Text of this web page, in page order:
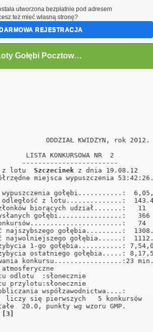
Loty Gołębi Pocztowych Oddział Kwidzyn 2011r.
ODDZIAŁ
LISTA
z lotu
Szczecinek z dnia
miejsca wypuszczenia
wypuszczenia
odległość z
członków biorących
wysłanych
najszybszego
najwolniejszego
przybycia 1-go
przybycia ostatniego
trwania
w miejscu odlotu
w miejscu
obliczania
40  liczy się
stałe  20.0,
utworzona bezpłatnie pod adresem
też mieć własną stronę?
REJESTRACJA